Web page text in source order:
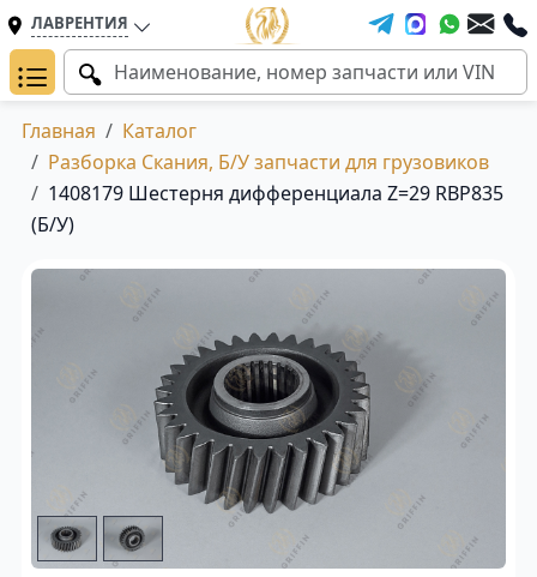
ЛАВРЕНТИЯ
Главная
Каталог
Разборка Скания, Б/У запчасти для грузовиков
1408179 Шестерня дифференциала Z=29 RBP835
(Б/У)